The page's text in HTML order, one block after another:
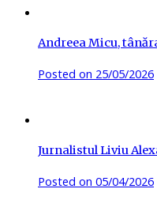
Andreea Micu,
Posted on 25/05/2026
Jurnalistul Liviu
Posted on 05/04/2026